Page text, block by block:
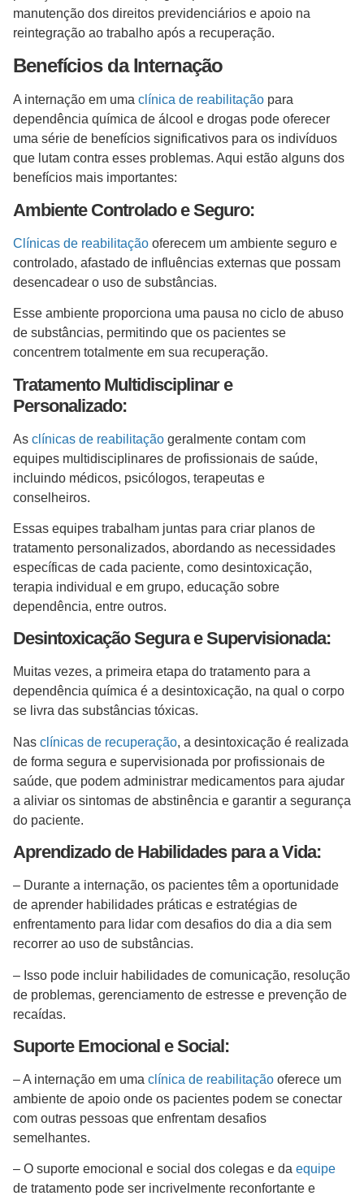
manutenção dos direitos previdenciários e apoio na
reintegração ao trabalho após a recuperação.
Benefícios da Internação
A internação em uma clínica de reabilitação para
dependência química de álcool e drogas pode oferecer
uma série de benefícios significativos para os indivíduos
que lutam contra esses problemas. Aqui estão alguns dos
benefícios mais importantes:
Ambiente Controlado e Seguro:
Clínicas de reabilitação oferecem um ambiente seguro e
controlado, afastado de influências externas que possam
desencadear o uso de substâncias.
Esse ambiente proporciona uma pausa no ciclo de abuso
de substâncias, permitindo que os pacientes se
concentrem totalmente em sua recuperação.
Tratamento Multidisciplinar e
Personalizado:
As clínicas de reabilitação geralmente contam com
equipes multidisciplinares de profissionais de saúde,
incluindo médicos, psicólogos, terapeutas e
conselheiros.
Essas equipes trabalham juntas para criar planos de
tratamento personalizados, abordando as necessidades
específicas de cada paciente, como desintoxicação,
terapia individual e em grupo, educação sobre
dependência, entre outros.
Desintoxicação Segura e Supervisionada:
Muitas vezes, a primeira etapa do tratamento para a
dependência química é a desintoxicação, na qual o corpo
se livra das substâncias tóxicas.
Nas clínicas de recuperação, a desintoxicação é realizada
de forma segura e supervisionada por profissionais de
saúde, que podem administrar medicamentos para ajudar
a aliviar os sintomas de abstinência e garantir a segurança
do paciente.
Aprendizado de Habilidades para a Vida:
– Durante a internação, os pacientes têm a oportunidade
de aprender habilidades práticas e estratégias de
enfrentamento para lidar com desafios do dia a dia sem
recorrer ao uso de substâncias.
– Isso pode incluir habilidades de comunicação, resolução
de problemas, gerenciamento de estresse e prevenção de
recaídas.
Suporte Emocional e Social:
– A internação em uma clínica de reabilitação oferece um
ambiente de apoio onde os pacientes podem se conectar
com outras pessoas que enfrentam desafios
semelhantes.
– O suporte emocional e social dos colegas e da equipe
de tratamento pode ser incrivelmente reconfortante e